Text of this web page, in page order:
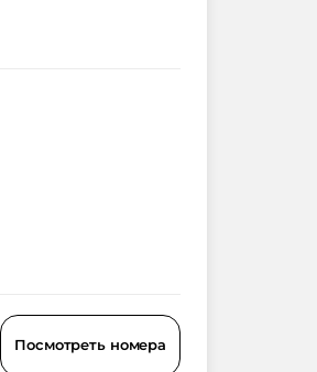
Посмотреть номера